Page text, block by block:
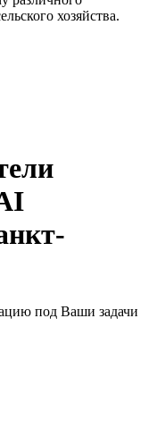
хозяйства.
под Ваши задачи